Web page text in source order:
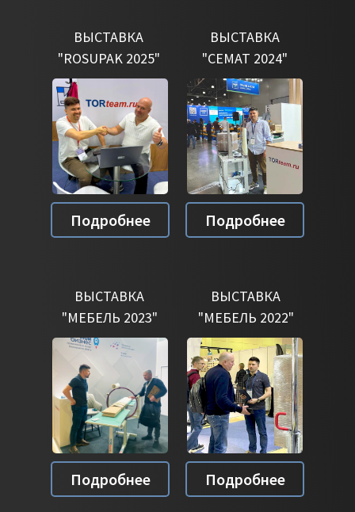
ВЫСТАВКА
"ROSUPAK 2025"
ВЫСТАВКА
"CEMAT 2024"
ВЫСТАВКА
"МЕБЕЛЬ 2022"
ВЫСТАВКА
"МЕБЕЛЬ 2023"
Подробнее Подробнее
Подробнее Подробнее